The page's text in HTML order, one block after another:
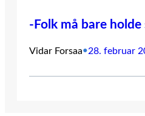
-Folk må bare holde
Vidar Forsaa•28. februar